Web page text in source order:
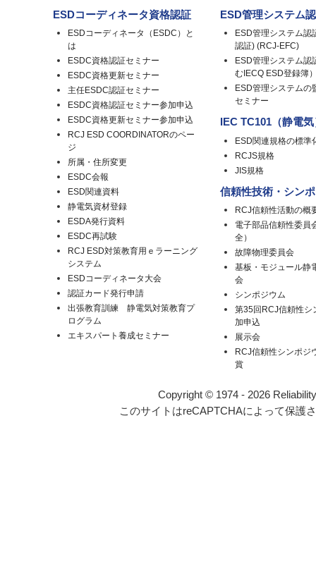
ESDコーディネータ資格認証
ESDコーディネータ（ESDC）と
は
ESDC資格認証セミナー
ESDC資格更新セミナー
主任ESDC認証セミナー
ESDC資格認証セミナー参加申込
ESDC資格更新セミナー参加申込
RCJ ESD COORDINATORのペー
ジ
所属・住所変更
ESDC会報
ESD関連資料
静電気資材登録
ESDA発行資料
ESDC再試験
RCJ ESD対策教育用ｅラーニング
システム
ESDコーディネータ大会
認証カード発行申請
出張教育訓練 静電気対策教育プ
ログラム
エキスパート養成セミナー
ESD管理システム
ESD管理システム認
認証) (RCJ-EFC)
ESD管理システム認
むIECQ ESD登録簿
ESD管理システムの
セミナー
IEC TC101（静電
ESD関連規格の標準
RCJS規格
JIS規格
信頼性技術・シン
RCJ信頼性活動の概
電子部品信頼性委員
全）
故障物理委員会
基板・モジュール静
会
シンポジウム
第35回RCJ信頼性シ
加申込
展示会
RCJ信頼性シンポジ
賞
Copyright © 1974 - 2026
このサイトはreCAPTCHAによって保護